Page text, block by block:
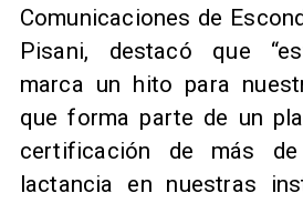
Comunicaciones de
Pisani, destacó que
marca un hito para
que forma parte de un
certificación de más
lactancia en nuestras